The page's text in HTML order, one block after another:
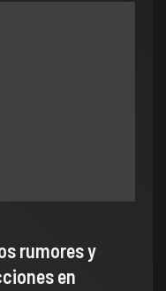
rumores y
en